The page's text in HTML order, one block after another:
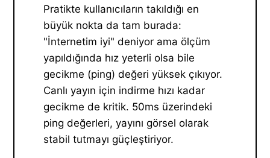
Pratikte kullanıcıların takıldığı en
büyük nokta da tam burada:
"İnternetim iyi" deniyor ama ölçüm
yapıldığında hız yeterli olsa bile
gecikme (ping) değeri yüksek çıkıyor.
Canlı yayın için indirme hızı kadar
gecikme de kritik. 50ms üzerindeki
ping değerleri, yayını görsel olarak
stabil tutmayı güçleştiriyor.